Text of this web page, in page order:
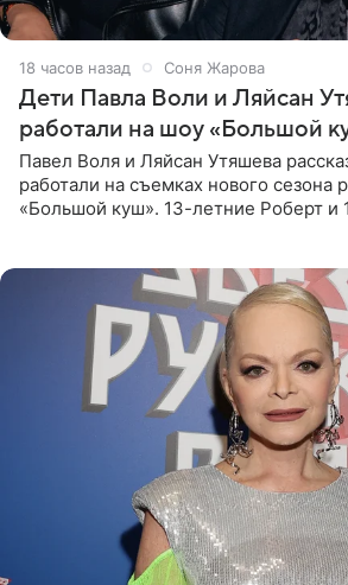
18 часов назад Соня Жарова
Дети Павла Воли и Ляйсан
работали на шоу «Большой
Павел Воля и Ляйсан Утяшева
работали на съемках нового сезона
«Большой куш». 13-летние Роберт и